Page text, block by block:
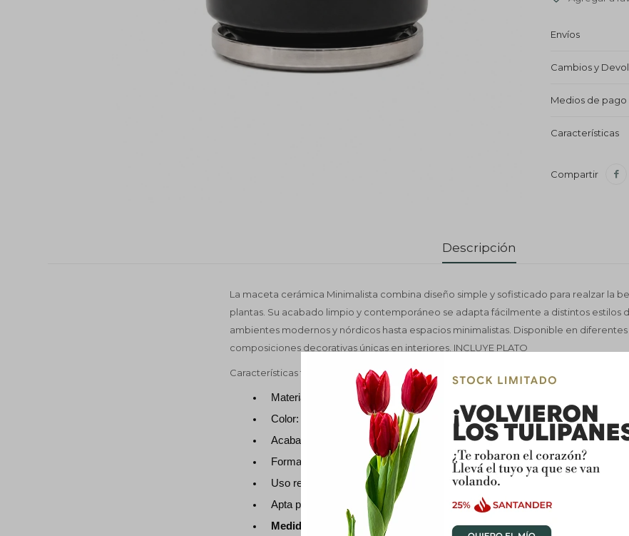
Envíos
Cambios y
Medios de pago
Características

Descripción
La maceta cerámica Minimalista combina diseño simple y sofisticado para realzar la
plantas. Su acabado limpio y contemporáneo se adapta fácilmente a distintos estilos
ambientes modernos y nórdicos hasta espacios minimalistas. Disponible en
composiciones decorativas únicas en interiores. INCLUYE PLATO
Características técnicas
Material: Cerámica
Color: Blanco Brillo, negro brillo, blanco Mate. Negro Mate, Gris mate.
Acabado: Brillo CON PLATO PLATEADO
Forma: Cilíndrica
Uso recomendado: Plantas en general
Apta para: Interior o Exterior
Medidas: S 16X15 CM, M 19X19 CM, L 24X24 CM